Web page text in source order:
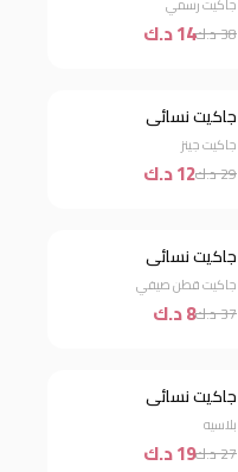
جاكيت رسمي
38 د.ك 14 د.ك
خصم 59%
جاكيت نسائي
جاكيت جينز
29 د.ك 12 د.ك
خصم 78%
جاكيت نسائي
جاكيت قطن صيفي
37 د.ك 8 د.ك
خصم 30%
جاكيت نسائي
بلاسيه
27 د.ك 19 د.ك